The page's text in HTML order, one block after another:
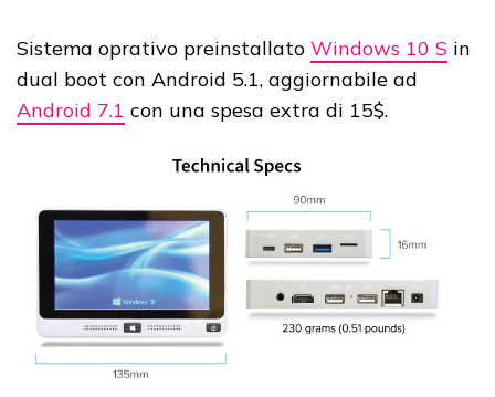
Sistema oprativo preinstallato Windows 10 S in
dual boot con Android 5.1, aggiornabile ad
Android 7.1 con una spesa extra di 15$.